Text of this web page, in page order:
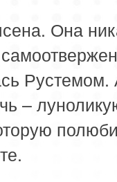
Она
Рустемом.
–